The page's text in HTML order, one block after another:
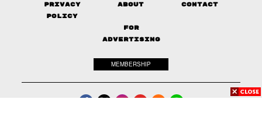
Privacy
Policy
About Contact
FOR
ADVERTISING
MEMBERSHIP